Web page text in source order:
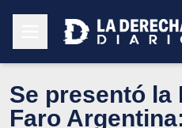
Se presentó la
Faro